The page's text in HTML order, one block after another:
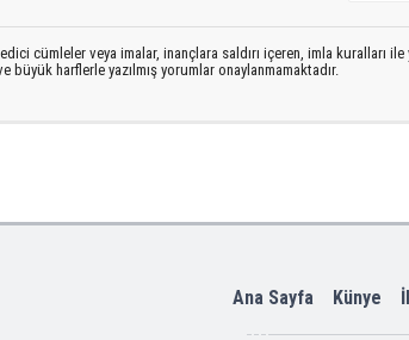
cümleler veya imalar, inançlara saldırı içeren, imla kuralları ile
büyük harflerle yazılmış yorumlar onaylanmamaktadır.
Ana Sayfa Künye